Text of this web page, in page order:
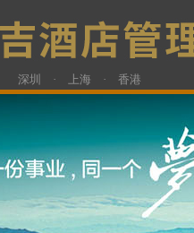
深圳 · 上海 · 香港